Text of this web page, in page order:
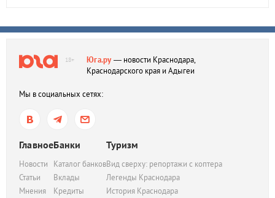
18+ Юга.ру— новости Краснодара,
Краснодарского края и Адыгеи
Мы в социальных сетях:
Главное
Новости
Статьи
Мнения
Банки
Каталог банков
Вклады
Кредиты
Туризм
Вид сверху: репортажи с коптера
Легенды Краснодара
История Краснодара